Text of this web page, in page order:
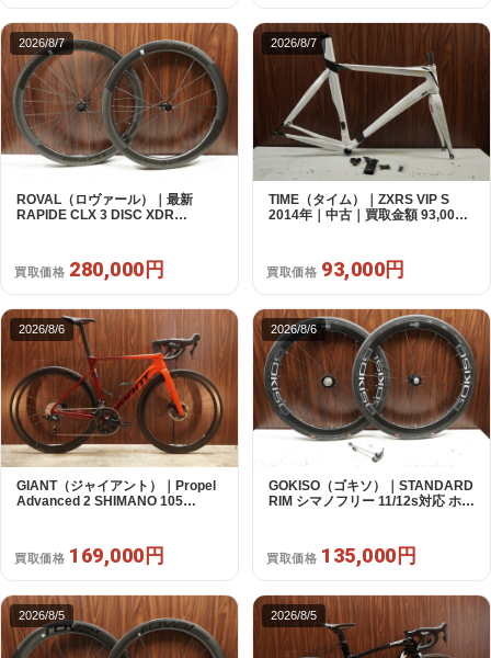
2026/8/7
ROVAL（ロヴァール）｜最新
RAPIDE CLX 3 DISC XDR
買取価格 280,000円
2026/8/7
TIME（タイム）｜ZXRS VIP S
2014年｜中古｜買取金額 93,000
買取価格 93,000円
2026/8/6
GIANT（ジャイアント）｜Propel
Advanced 2 SHIMANO 105
買取価格 169,000円
2026/8/6
GOKISO（ゴキソ）｜STANDARD
RIM シマノフリー 11/12s対応 ホイ
買取価格 135,000円
2026/8/5 2026/8/5